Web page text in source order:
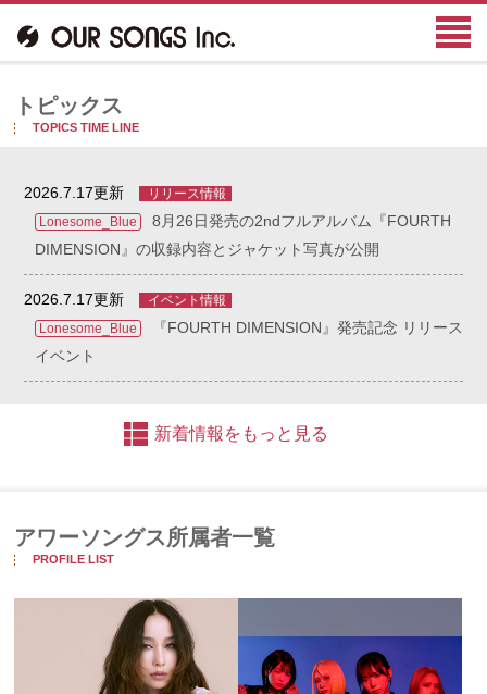
トピックス
TOPICS TIME LINE
2026.7.17更新
リリース情報
Lonesome_Blue
8月26日発売の2ndフルアルバム『FOURTH
DIMENSION』の収録内容とジャケット写真が公開
2026.7.17更新
イベント情報
Lonesome_Blue
『FOURTH DIMENSION』発売記念 リリース
イベント
新着情報をもっと見る
アワーソングス所属者一覧
PROFILE LIST